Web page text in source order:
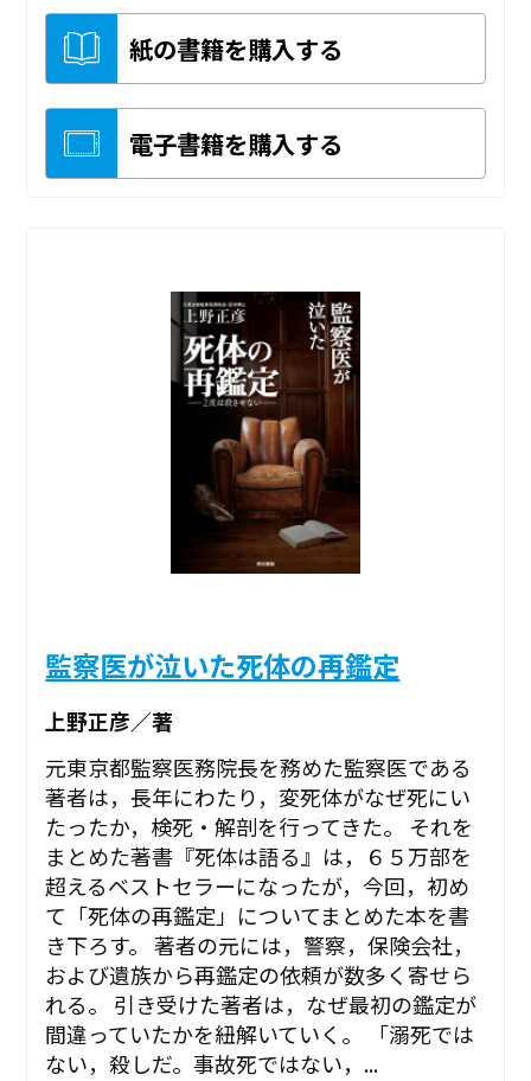
紙の書籍を購入する
電子書籍を購入する
監察医が泣いた死体の再鑑定
上野正彦／著
元東京都監察医務院長を務めた監察医である
著者は，長年にわたり，変死体がなぜ死にい
たったか，検死・解剖を行ってきた。 それを
まとめた著書『死体は語る』は，６５万部を
超えるベストセラーになったが，今回，初め
て「死体の再鑑定」についてまとめた本を書
き下ろす。 著者の元には，警察，保険会社，
および遺族から再鑑定の依頼が数多く寄せら
れる。 引き受けた著者は，なぜ最初の鑑定が
間違っていたかを紐解いていく。 「溺死では
ない，殺しだ。事故死ではない，...